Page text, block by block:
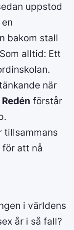
uppstod
bakom stall
alltid: Ett
när
förstår
tillsammans
att nå
i världens
år i så fall?